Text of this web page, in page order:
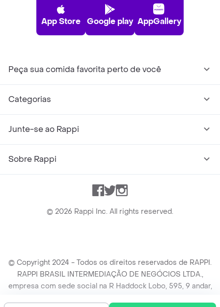
App Store Google play AppGallery
Peça sua comida favorita perto de você
Categorias
Junte-se ao Rappi
Sobre Rappi
Facebook
TwitterInstagram
© 2026 Rappi Inc. All rights reserved.
© Copyright 2024 - Todos os direitos reservados de RAPPI.
RAPPI BRASIL INTERMEDIAÇÃO DE NEGÓCIOS LTDA.,
empresa com sede social na R Haddock Lobo, 595, 9 andar,